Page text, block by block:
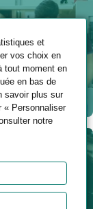
INTER-
et
vos choix en
tout moment en
en bas de
savoir plus sur
Personnaliser
notre